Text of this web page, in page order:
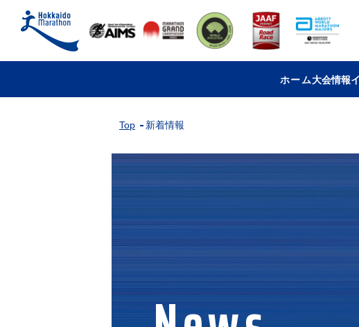
ホーム大会情報
Top 新着情報